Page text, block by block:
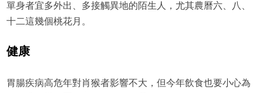
單身者宜多外出、多接觸異地的陌生人，尤其農曆六、八、
十二這幾個桃花月。
健康
胃腸疾病高危年對肖猴者影響不大，但今年飲食也要小心為